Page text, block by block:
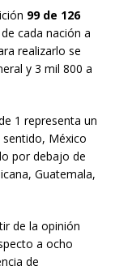
99 de 126
cada nación a
realizarlo se
y 3 mil 800 a
1 representa un
México
por debajo de
Guatemala,
de la opinión
a ocho
de